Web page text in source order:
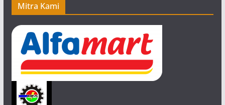
Mitra Kami